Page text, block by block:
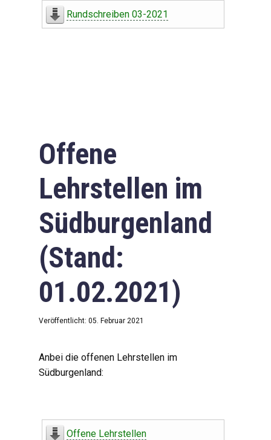
Rundschreiben 03-2021
Offene
Lehrstellen im
Südburgenland
(Stand:
01.02.2021)
Veröffentlicht: 05. Februar 2021
Anbei die offenen Lehrstellen im
Südburgenland:
Offene Lehrstellen